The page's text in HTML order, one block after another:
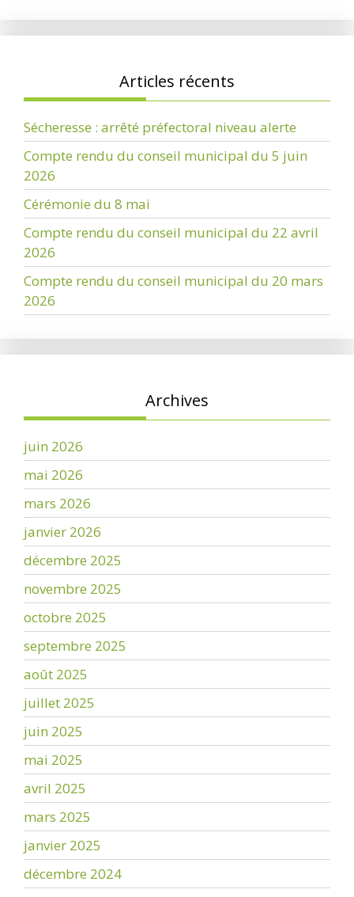
Articles récents
Sécheresse : arrêté préfectoral niveau alerte
Compte rendu du conseil municipal du 5 juin
2026
Cérémonie du 8 mai
Compte rendu du conseil municipal du 22 avril
2026
Compte rendu du conseil municipal du 20 mars
2026
Archives
juin 2026
mai 2026
mars 2026
janvier 2026
décembre 2025
novembre 2025
octobre 2025
septembre 2025
août 2025
juillet 2025
juin 2025
mai 2025
avril 2025
mars 2025
janvier 2025
décembre 2024